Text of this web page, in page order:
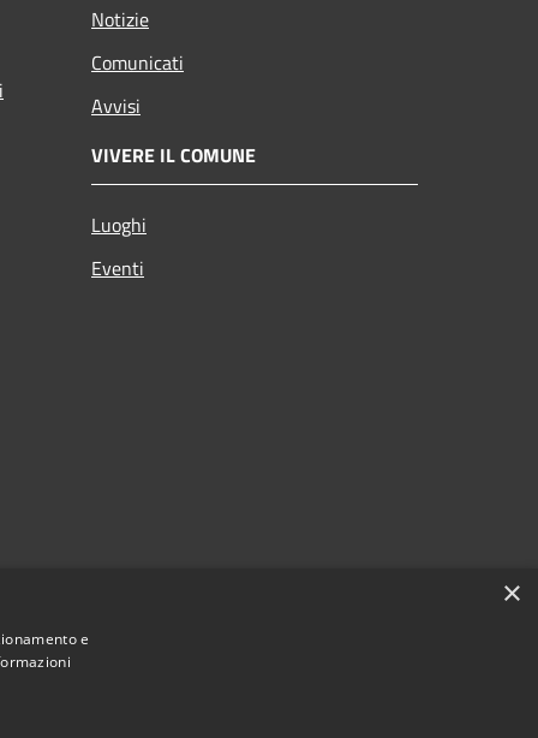
Notizie
Comunicati
Avvisi
VIVERE IL COMUNE
Luoghi
Eventi
×
e